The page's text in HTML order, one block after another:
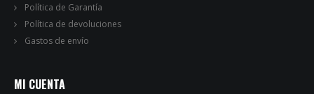
Política de Garantía
Política de devoluciones
Gastos de envío
MI CUENTA